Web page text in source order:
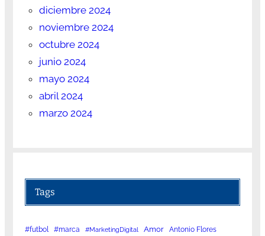
diciembre 2024
noviembre 2024
octubre 2024
junio 2024
mayo 2024
abril 2024
marzo 2024
Tags
#futbol #marca #MarketingDigital Amor Antonio Flores